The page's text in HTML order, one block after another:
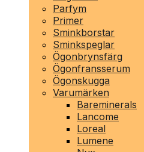
Parfym
Primer
Sminkborstar
Sminkspeglar
Ögonbrynsfärg
Ögonfransserum
Ögonskugga
Varumärken
Bareminerals
Lancome
Loreal
Lumene